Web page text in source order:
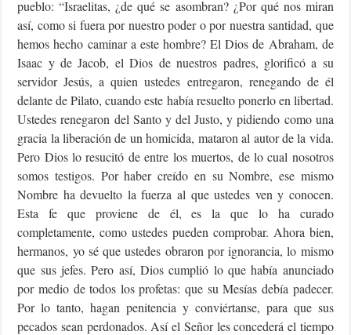
pueblo: “Israelitas, ¿de qué se asombran? ¿Por qué nos miran
así, como si fuera por nuestro poder o por nuestra santidad, que
hemos hecho caminar a este hombre? El Dios de Abraham, de
Isaac y de Jacob, el Dios de nuestros padres, glorificó a su
servidor Jesús, a quien ustedes entregaron, renegando de él
delante de Pilato, cuando este había resuelto ponerlo en libertad.
Ustedes renegaron del Santo y del Justo, y pidiendo como una
gracia la liberación de un homicida, mataron al autor de la vida.
Pero Dios lo resucitó de entre los muertos, de lo cual nosotros
somos testigos. Por haber creído en su Nombre, ese mismo
Nombre ha devuelto la fuerza al que ustedes ven y conocen.
Esta fe que proviene de él, es la que lo ha curado
completamente, como ustedes pueden comprobar. Ahora bien,
hermanos, yo sé que ustedes obraron por ignorancia, lo mismo
que sus jefes. Pero así, Dios cumplió lo que había anunciado
por medio de todos los profetas: que su Mesías debía padecer.
Por lo tanto, hagan penitencia y conviértanse, para que sus
pecados sean perdonados. Así el Señor les concederá el tiempo